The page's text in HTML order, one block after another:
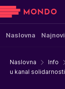
Naslovna
Naslovna Info
u kanal